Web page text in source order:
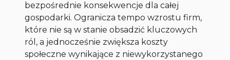
bezpośrednie konsekwencje dla całej
gospodarki. Ogranicza tempo wzrostu firm,
które nie są w stanie obsadzić kluczowych
ról, a jednocześnie zwiększa koszty
społeczne wynikające z niewykorzystanego